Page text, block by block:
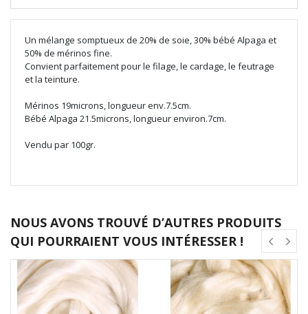
Un mélange somptueux de 20% de soie, 30% bébé Alpaga et
50% de mérinos fine.
Convient parfaitement pour le filage, le cardage, le feutrage
et la teinture.
Mérinos 19microns, longueur env.7.5cm.
Bébé Alpaga 21.5microns, longueur environ.7cm.
Vendu par 100gr.
NOUS AVONS TROUVÉ D’AUTRES PRODUITS
QUI POURRAIENT VOUS INTÉRESSER !